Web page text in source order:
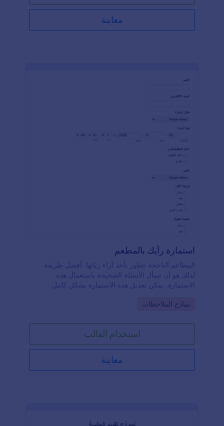
مدفوعة. بالإضافة إلى تخصيص الحقول والأسئلة لتتناسب
مع احتياجاتك، يمكنك أيضًا تحديث تصميم هذا القالب. جوت
فورم هو منشئ نماذج مخصص بالكامل وسهل الاستخدام
معاينة
استمارة رأيك بالمطعم
المطاعم الناجحة تتطور بأخذ آراء زبائها. أفضل طريقة
لذلك هو أن تسأل الأسئلة الصحيحة باستعمال هذه
الاستمارة. يمكن تعديل هذه الاستمارة بشكل كامل
إلى تطبيقات أخرى بسهولة لتقوم بتحليلها
Go to Category:
نماذج الملاحظات
استخدام القالب
معاينة